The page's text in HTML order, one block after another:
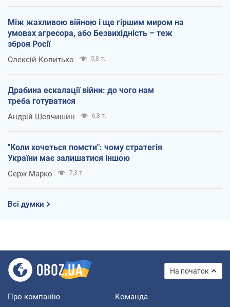
Між жахливою війною і ще гіршим миром на
умовах агресора, або Безвихідність – теж
зброя Росії
Олексій Копитько 5,8 т.
Драбина ескалації війни: до чого нам
треба готуватися
Андрій Шевчишин 6,8 т.
"Коли хочеться помсти": чому стратегія
України має залишатися іншою
Серж Марко 7,3 т.
Всі думки
На початок
Про компанію Команда